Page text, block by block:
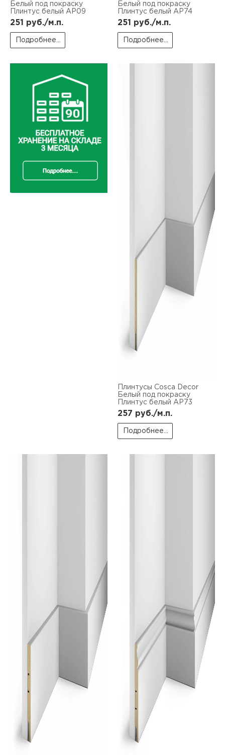
Белый под покраску
Плинтус белый AP09
251 руб./м.п.
Подробнее...
Белый под покраску
Плинтус белый AP74
251 руб./м.п.
Подробнее...
Плинтусы Cosca Decor
Белый под покраску
Плинтус белый AP73
257 руб./м.п.
Подробнее...